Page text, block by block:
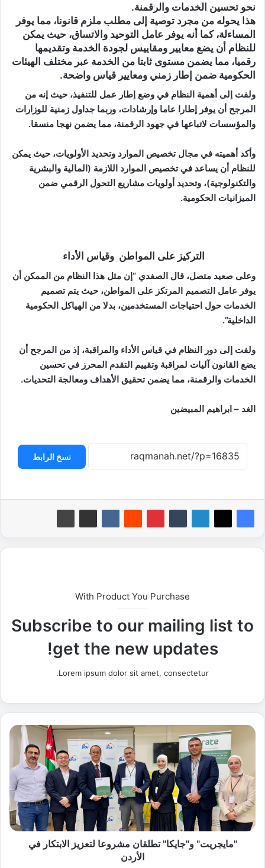
نحو تحسين الخدمات والرقمنة.
هذا يحوله من مجرد توصية إلى مطلب ملزم قانونا، مما يوفر
المساءلة، كما أنه يوفر عامل التوحيد والاتساق، حيث يمكن
للنظام أن يضع معايير ومقاييس لجودة الخدمة وتقديمها
رقميا، مما يضمن مستوى ثابتا من الخدمة عبر مختلف الهيئات
الحكومية ضمن إطار زمني ومعايير قياس واضحة.
ولفت إلى أهمية النظام في وضع إطار عمل للتنفيذ، حيث إنه من
المرجح أن يوفر إطارا عاما وإرشادات، وربما جداول زمنية للوزارات
والمؤسسات لاتباعها في جهود الرقمنة، مما يضمن نهجا منسقا.
وأكد أهميته في مجال تخصيص الموارد وتحديد الأولويات، حيث يمكن
للنظام أن يساعد في تخصيص الموارد اللازمة (المالية والبشرية
والتكنولوجية)، وتحديد أولويات مشاريع التحول الرقمي ضمن
الميزانيات الحكومية.
التركيز على المواطن وقياس الأداء
وعلى صعيد متصل، قال الصفدي “إن مثل هذا النظام من الممكن أن
يوفر عامل التصميم المرتكز على المواطن، حيث يتم تصميم
الخدمات حول احتياجات المستخدمين، بدلا من الهياكل الحكومية
الداخلية”.
ولفت إلى دور النظام في قياس الأداء والمراقبة، إذ من المرجح أن
يضع القانون آليات لمراقبة وتقييم التقدم المحرز في تحسين
الخدمات والرقمنة، مما يضمن تحقيق الأهداف ومعالجة التحديات.
الغد – ابراهيم المبيضين
نسخ الرابط
With Product You Purchase
Subscribe to our mailing list to
get the new updates!
Lorem ipsum dolor sit amet, consectetur.
"
ج
ر
ي
ت
"
"مايجريت" و"جايكا" تطلقان مشروعا لتعزيز الابتكار في
الأردن